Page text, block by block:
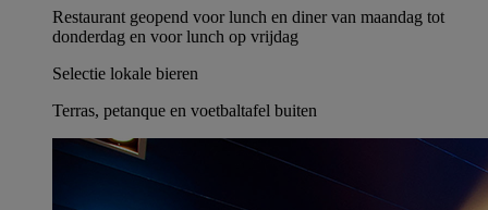
Restaurant geopend voor lunch en diner van maandag tot
donderdag en voor lunch op vrijdag
Selectie lokale bieren
Terras, petanque en voetbaltafel buiten